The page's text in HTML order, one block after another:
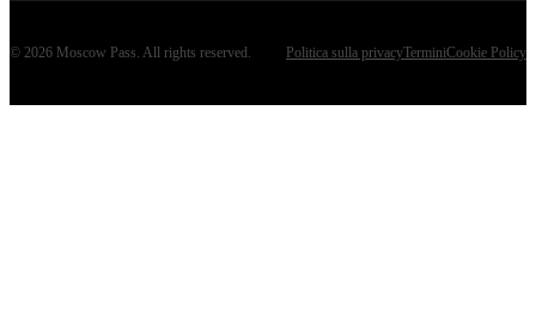
© 2026 Moscow Pass . All rights reserved. Politica sulla privacyTerminiCookie Policy